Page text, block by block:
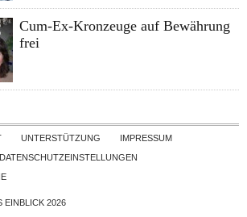
Cum-Ex-Kronzeuge auf Bewährung
frei
Skip to content
UNTERSTÜTZUNG
IMPRESSUM
DATENSCHUTZEINSTELLUNGEN
EINBLICK 2026